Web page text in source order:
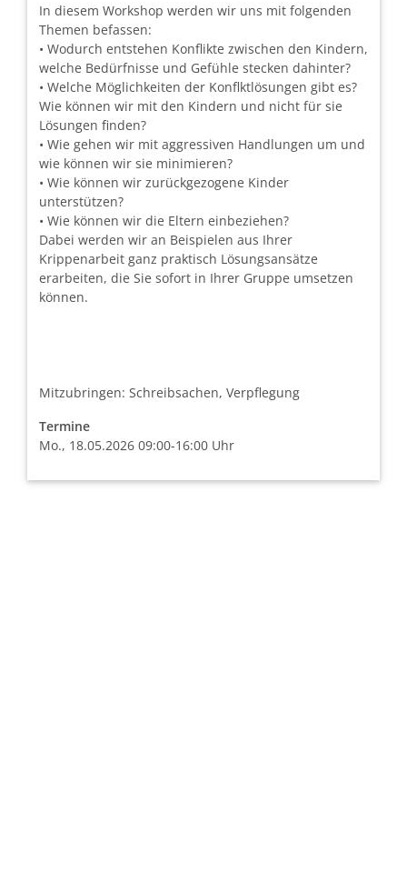
In diesem Workshop werden wir uns mit folgenden
Themen befassen:
• Wodurch entstehen Konflikte zwischen den Kindern,
welche Bedürfnisse und Gefühle stecken dahinter?
• Welche Möglichkeiten der Konflktlösungen gibt es?
Wie können wir mit den Kindern und nicht für sie
Lösungen finden?
• Wie gehen wir mit aggressiven Handlungen um und
wie können wir sie minimieren?
• Wie können wir zurückgezogene Kinder
unterstützen?
• Wie können wir die Eltern einbeziehen?
Dabei werden wir an Beispielen aus Ihrer
Krippenarbeit ganz praktisch Lösungsansätze
erarbeiten, die Sie sofort in Ihrer Gruppe umsetzen
können.
Mitzubringen: Schreibsachen, Verpflegung
Termine
Mo., 18.05.2026 09:00-16:00 Uhr